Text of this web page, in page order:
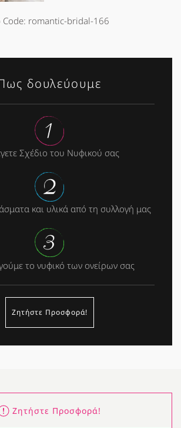
Code: romantic-bridal-166
δουλεύουμε
Σχέδιο του Νυφικού σας
και υλικά από τη συλλογή μας
το νυφικό των ονείρων σας
Ζητήστε Προσφορά!
Ζητήστε Προσφορά!